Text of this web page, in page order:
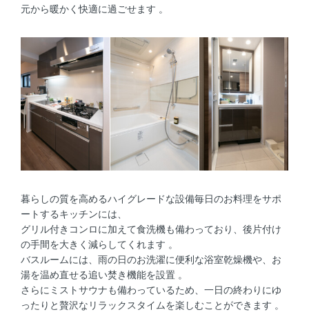
元から暖かく快適に過ごせます 。
暮らしの質を高めるハイグレードな設備毎日のお料理をサポ
ートするキッチンには、
グリル付きコンロに加えて食洗機も備わっており、後片付け
の手間を大きく減らしてくれます 。
バスルームには、雨の日のお洗濯に便利な浴室乾燥機や、お
湯を温め直せる追い焚き機能を設置 。
さらにミストサウナも備わっているため、一日の終わりにゆ
ったりと贅沢なリラックスタイムを楽しむことができます 。